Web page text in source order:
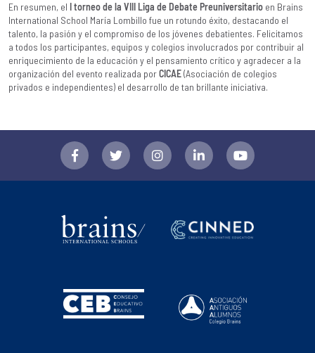
En resumen, el I torneo de la VIII Liga de Debate Preuniversitario en Brains
International School María Lombillo fue un rotundo éxito, destacando el
talento, la pasión y el compromiso de los jóvenes debatientes. Felicitamos
a todos los participantes, equipos y colegios involucrados por contribuir al
enriquecimiento de la educación y el pensamiento crítico y agradecer a la
organización del evento realizada porCICAE(Asociación de colegios
privados e independientes) el desarrollo de tan brillante iniciativa.